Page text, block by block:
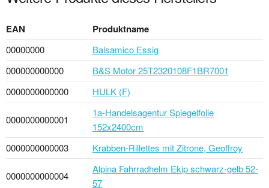
EAN Produktname
00000000
Balsamico Essig
000000000000
B&S Motor 25T2320108F1BR7001
0000000000000
HULK (F)
0000000000001
1a-Handelsagentur Spiegelfolie
152x2400cm
0000000000003
Krabben-Rillettes mit Zitrone, Geoffroy
0000000000004
Alpina Fahrradhelm Ekip schwarz-gelb 52-
57